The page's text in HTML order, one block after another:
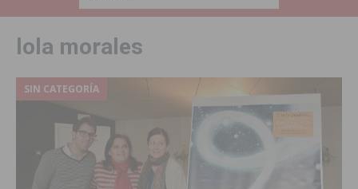
lola morales
SIN CATEGORÍA